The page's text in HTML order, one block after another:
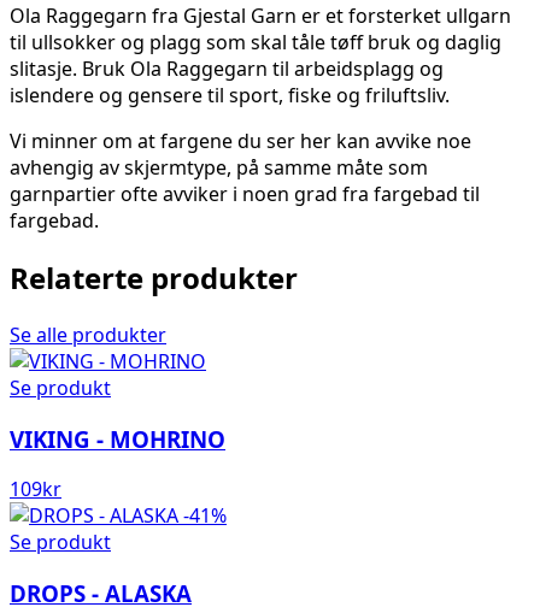
Ola Raggegarn fra Gjestal Garn er et forsterket ullgarn
til ullsokker og plagg som skal tåle tøff bruk og daglig
slitasje. Bruk Ola Raggegarn til arbeidsplagg og
islendere og gensere til sport, fiske og friluftsliv.
Vi minner om at fargene du ser her kan avvike noe
avhengig av skjermtype, på samme måte som
garnpartier ofte avviker i noen grad fra fargebad til
fargebad.
Relaterte produkter
Se alle produkter
Se produkt
VIKING - MOHRINO
109kr
-41%
Se produkt
DROPS - ALASKA